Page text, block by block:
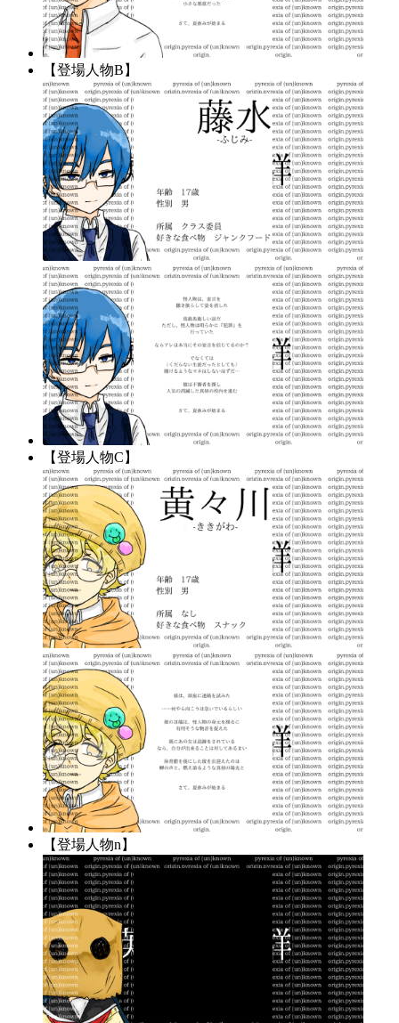
【登場人物B】
【登場人物C】
【登場人物n】